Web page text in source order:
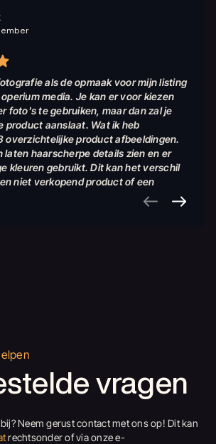
als de opmaak voor mijn listing
media. Je kan er voor kiezen
foto's te gebruiken, maar dan zal je
product aanslaat. Wat ik heb
overzichtelijke product afbeeldingen.
laten haarscherpe details zien en er
kleuren gebruikt. Dit kan het verschil
niet verkopend product of een
vragen
Neem gerust contact met ons op! Dit kan
rechtsonder of via onze e-